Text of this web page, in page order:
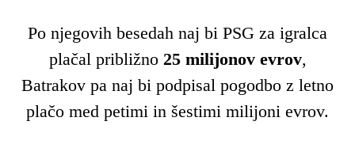
Po njegovih besedah naj bi PSG za igralca
plačal približno 25 milijonov evrov,
Batrakov pa naj bi podpisal pogodbo z letno
plačo med petimi in šestimi milijoni evrov.